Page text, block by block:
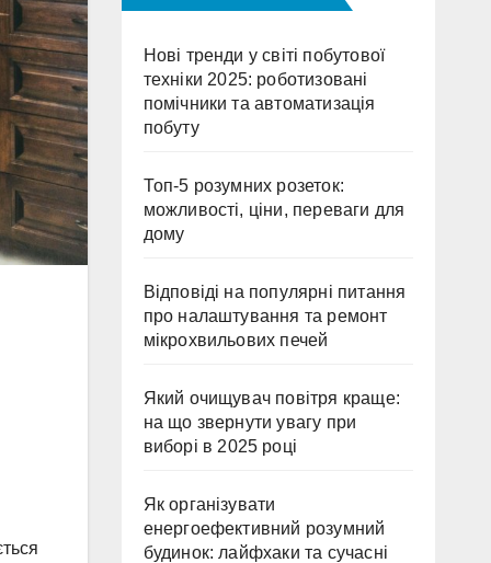
Нові тренди у світі побутової
техніки 2025: роботизовані
помічники та автоматизація
побуту
Топ-5 розумних розеток:
можливості, ціни, переваги для
дому
Відповіді на популярні питання
про налаштування та ремонт
мікрохвильових печей
Який очищувач повітря краще:
на що звернути увагу при
виборі в 2025 році
Як організувати
енергоефективний розумний
будинок: лайфхаки та сучасні